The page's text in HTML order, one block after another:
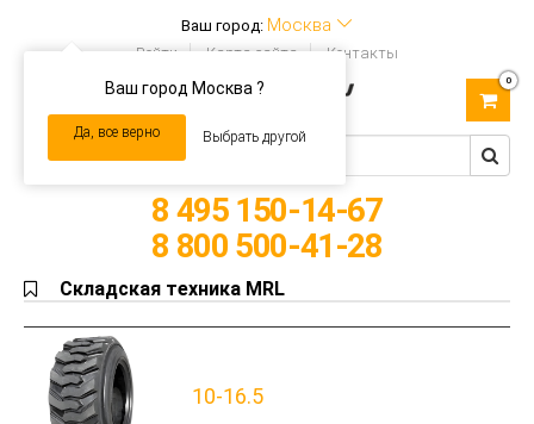
Ваш город: Москва
Ваш город Москва ?
Да, все верно Выбрать другой
Войти Карта сайта Контакты
navigation
0
8 495 150-14-67
8 800 500-41-28
Складская техника MRL
10-16.5